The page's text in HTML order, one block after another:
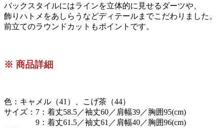
バックスタイルにはラインを立体的に見せるダーツや、
飾りハトメをあしらうなどディテールまでこだわりました。
前立てのラウンドカットもポイントです。
※ 商品詳細
色：キャメル（41）、こげ茶（44）
サイズ：7：着丈58.5／袖丈60／肩幅39／胸囲95(cm)
9：着丈61.5／袖丈61／肩幅40／胸囲96(cm)